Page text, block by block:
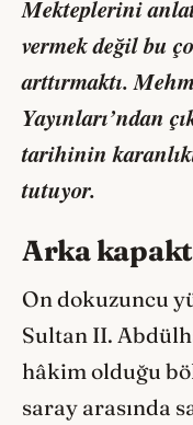
Mekteplerini
vermek değil bu
arttırmaktı.
Yayınları’ndan
tarihinin
tutuyor.
Arka
On dokuzuncu
Sultan II.
hâkim olduğu
saray arasında